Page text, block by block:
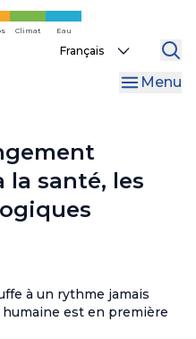
Climat Eau
Select
Menu
santé, les
à un rythme jamais
est en première